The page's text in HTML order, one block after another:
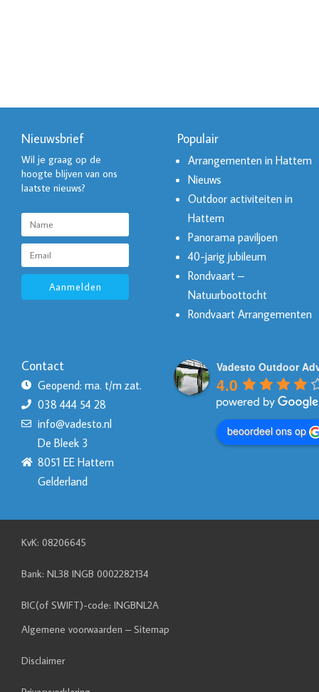
Nieuwsbrief
Wil je graag op de
hoogte blijven van ons
laatste nieuws?
Aanmelden
Populair
Arrangementen in Hattem
Nieuws
Outdoor activiteiten in
Hattem
Panorama paviljoen
40-jarig jubileum
Rondvaart –
Natuurboottocht
Rondvaart Arrangementen
Contact
Geopend: ma. t/m zat.
038 444 54 28
info@vadesto.nl
De Bleek 3
8051 EE Hattem
Gelderland
Vadesto Outdoor
4.0
beoordeel ons op
KvK: 08206645
Bank: NL38 INGB 0002282134
BIC(of SWIFT)-code: INGBNL2A
Algemene voorwaarden – Sitemap
Disclaimer